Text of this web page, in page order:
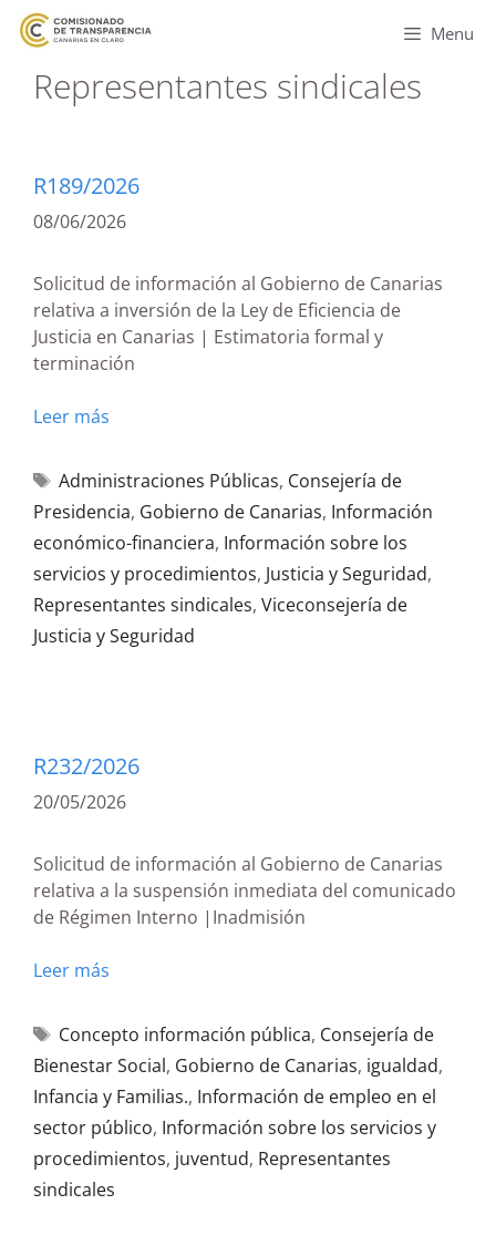
Menu
Representantes sindicales
R189/2026
08/06/2026
Solicitud de información al Gobierno de Canarias
relativa a inversión de la Ley de Eficiencia de
Justicia en Canarias | Estimatoria formal y
terminación
Leer más
Administraciones Públicas, Consejería de
Presidencia, Gobierno de Canarias, Información
económico-financiera, Información sobre los
servicios y procedimientos, Justicia y Seguridad,
Representantes sindicales, Viceconsejería de
Justicia y Seguridad
R232/2026
20/05/2026
Solicitud de información al Gobierno de Canarias
relativa a la suspensión inmediata del comunicado
de Régimen Interno |Inadmisión
Leer más
Concepto información pública, Consejería de
Bienestar Social, Gobierno de Canarias, igualdad,
Infancia y Familias., Información de empleo en el
sector público, Información sobre los servicios y
procedimientos, juventud, Representantes
sindicales